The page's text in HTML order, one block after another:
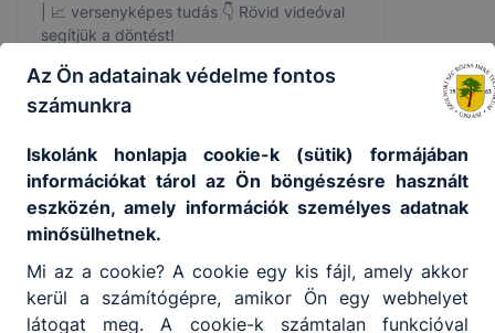
| 📈 versenyképes tudás 👇 Rövid videóval
segítjük a döntést!
2026. jan. 23. IKK
Az Ön adatainak védelme fontos
számunkra
Iskolánk honlapja cookie-k (sütik) formájában
információkat tárol az Ön böngészésre használt
eszközén, amely információk személyes adatnak
minősülhetnek.
Mi az a cookie? A cookie egy kis fájl, amely akkor
kerül a számítógépre, amikor Ön egy webhelyet
látogat meg. A cookie-k számtalan funkcióval